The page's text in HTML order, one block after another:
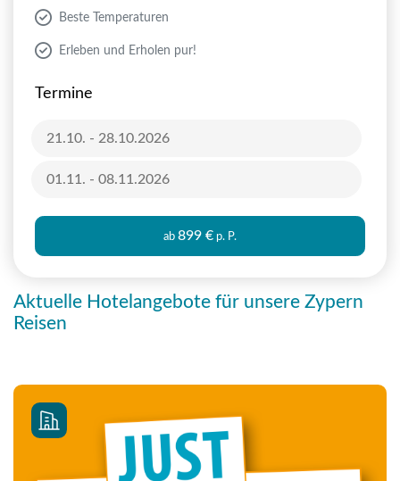
orientalische Einflüsse – von Meze, Halloumi, frischem
Fisch bis zu süßen Spezialitäten wie Baklava. Die
zypriotische Gastfreundschaft macht den Aufenthalt
Beste Temperaturen
Erleben und Erholen pur!
Termine
21.10. - 28.10.2026
01.11. - 08.11.2026
ab 899 € p. P.
Aktuelle Hotelangebote für unsere Zypern
Reisen